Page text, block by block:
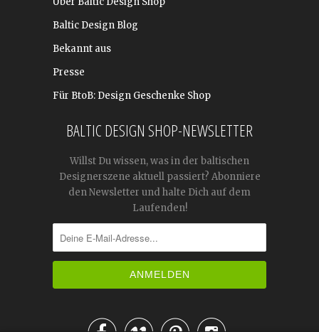
Baltic Design Blog
Bekannt aus
Presse
Für BtoB: Design Geschenke Shop
BALTIC DESIGN SHOP-NEWSLETTER
Willst Du wissen, was in der baltischen
Designerszene aktuell passiert? Abonniere
den Newsletter und halte Dich auf dem
Laufenden!